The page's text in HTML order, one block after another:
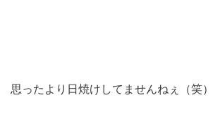
思ったより日焼けしてませんねぇ（笑）